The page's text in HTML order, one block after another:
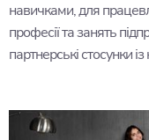
навичками, для
професії та занять
партнерські стосунки із